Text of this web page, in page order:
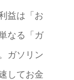
益は「お
なる「ガ
ガソリン
してお金